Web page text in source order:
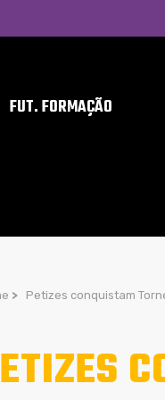
FUT. FORMAÇÃO
> Petizes conquistam